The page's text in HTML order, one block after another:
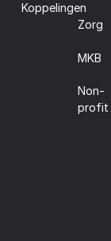
Koppelingen
Zorg
MKB
Non-
profit